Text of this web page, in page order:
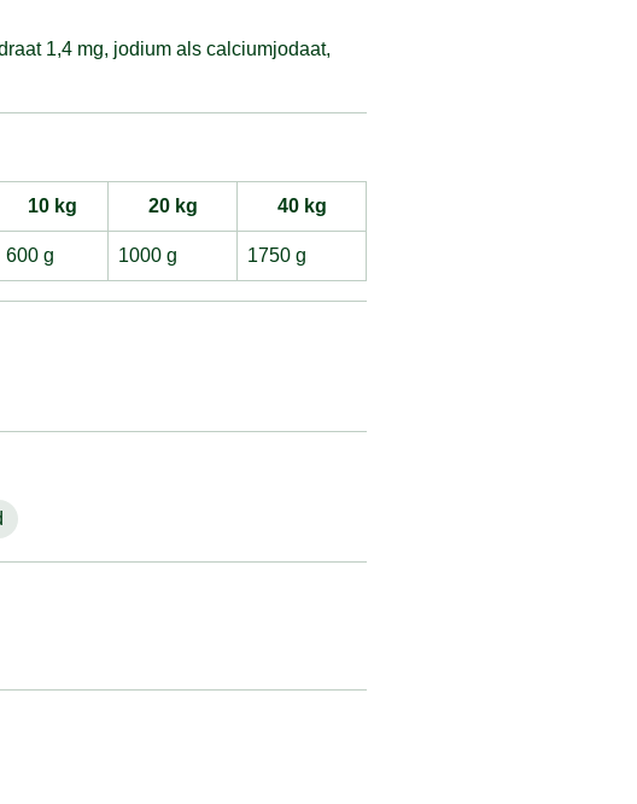
1,4 mg, jodium als calciumjodaat,
10 kg 20 kg 40 kg
600 g 1000 g 1750 g